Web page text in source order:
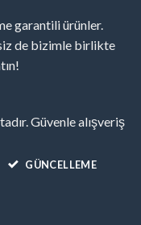
garantili ürünler.
de bizimle birlikte
Güvenle alışveriş
GÜNCELLEME